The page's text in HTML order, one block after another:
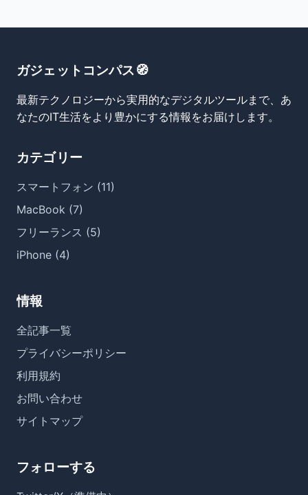
ガジェットコンパス🧭
最新テクノロジーから実用的なデジタルツールまで、あ
なたのIT生活をより豊かにする情報をお届けします。
カテゴリー
スマートフォン (11)
MacBook (7)
フリーランス (5)
iPhone (4)
情報
全記事一覧
プライバシーポリシー
利用規約
お問い合わせ
サイトマップ
フォローする